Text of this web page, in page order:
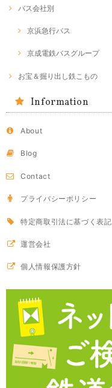
バス会社別
京浜急行バス
京成電鉄バスグループ
お宝＆掘り出し鉄こもの
Information
About
Blog
Contact
プライバシーポリシー
特定商取引法に基づく表記
運営会社
個人情報保護方針